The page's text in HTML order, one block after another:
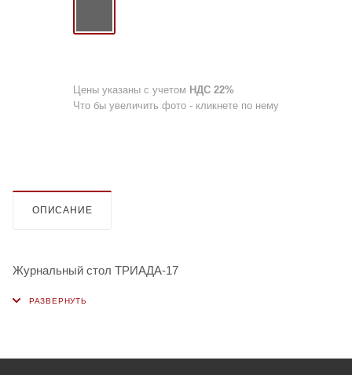
Цены указаны с учетом НДС 22%
Что бы увеличить фото - кликнете по нему
ОПИСАНИЕ
Журнальный стол ТРИАДА-17